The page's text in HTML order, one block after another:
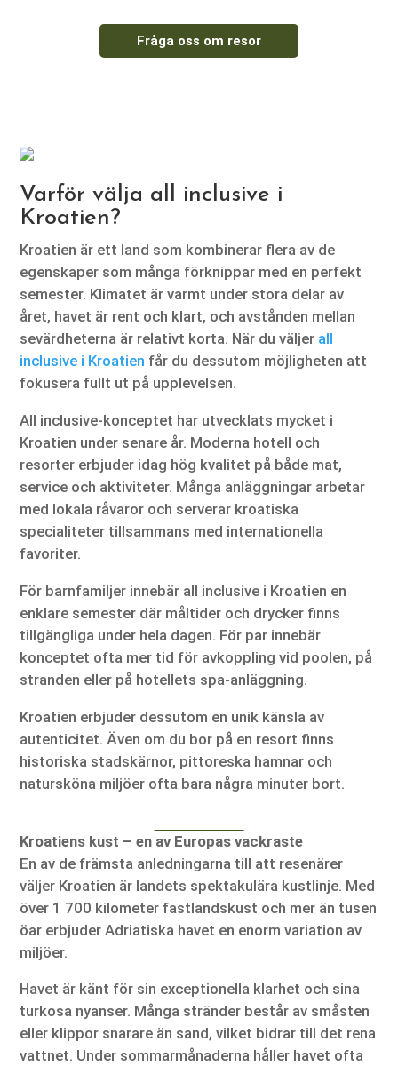
Fråga oss om resor
Varför välja all inclusive i
Kroatien?
Kroatien är ett land som kombinerar flera av de
egenskaper som många förknippar med en perfekt
semester. Klimatet är varmt under stora delar av
året, havet är rent och klart, och avstånden mellan
sevärdheterna är relativt korta. När du väljer all
inclusive i Kroatien får du dessutom möjligheten att
fokusera fullt ut på upplevelsen.
All inclusive-konceptet har utvecklats mycket i
Kroatien under senare år. Moderna hotell och
resorter erbjuder idag hög kvalitet på både mat,
service och aktiviteter. Många anläggningar arbetar
med lokala råvaror och serverar kroatiska
specialiteter tillsammans med internationella
favoriter.
För barnfamiljer innebär all inclusive i Kroatien en
enklare semester där måltider och drycker finns
tillgängliga under hela dagen. För par innebär
konceptet ofta mer tid för avkoppling vid poolen, på
stranden eller på hotellets spa-anläggning.
Kroatien erbjuder dessutom en unik känsla av
autenticitet. Även om du bor på en resort finns
historiska stadskärnor, pittoreska hamnar och
natursköna miljöer ofta bara några minuter bort.
Kroatiens kust – en av Europas vackraste
En av de främsta anledningarna till att resenärer
väljer Kroatien är landets spektakulära kustlinje. Med
över 1 700 kilometer fastlandskust och mer än tusen
öar erbjuder Adriatiska havet en enorm variation av
miljöer.
Havet är känt för sin exceptionella klarhet och sina
turkosa nyanser. Många stränder består av småsten
eller klippor snarare än sand, vilket bidrar till det rena
vattnet. Under sommarmånaderna håller havet ofta